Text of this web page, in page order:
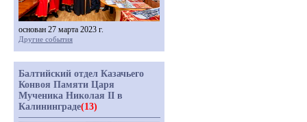
основан 27 марта 2023 г.
Другие события
Балтийский отдел Казачьего
Конвоя Памяти Царя
Мученика Николая II в
Калининграде(13)